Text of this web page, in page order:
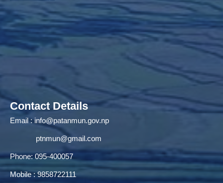
Contact Details
Email :info@patanmun.gov.np
ptnmun@gmail.com
Phone: 095-400057
Mobile : 9858722111